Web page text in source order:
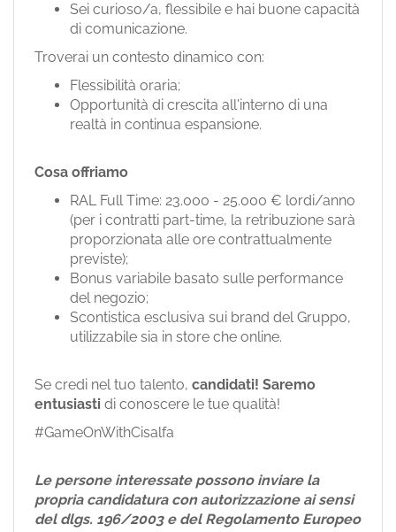
Sei curioso/a, flessibile e hai buone capacità
di comunicazione.
Troverai un contesto dinamico con:
Flessibilità oraria;
Opportunità di crescita all'interno di una
realtà in continua espansione.
Cosa offriamo
RAL Full Time: 23.000 - 25.000 € lordi/anno
(per i contratti part-time, la retribuzione sarà
proporzionata alle ore contrattualmente
previste);
Bonus variabile basato sulle performance
del negozio;
Scontistica esclusiva sui brand del Gruppo,
utilizzabile sia in store che online.
Se credi nel tuo talento, candidati! Saremo
entusiasti di conoscere le tue qualità!
#GameOnWithCisalfa
Le persone interessate possono inviare la
propria candidatura con autorizzazione ai sensi
del dlgs. 196/2003 e del Regolamento Europeo